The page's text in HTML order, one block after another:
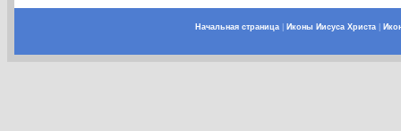
Начальная страница| Иконы Иисуса Христа|